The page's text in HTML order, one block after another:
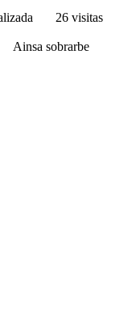
26 visitas
Ainsa sobrarbe